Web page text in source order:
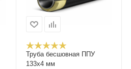
Труба бесшовная ППУ
133х4 мм